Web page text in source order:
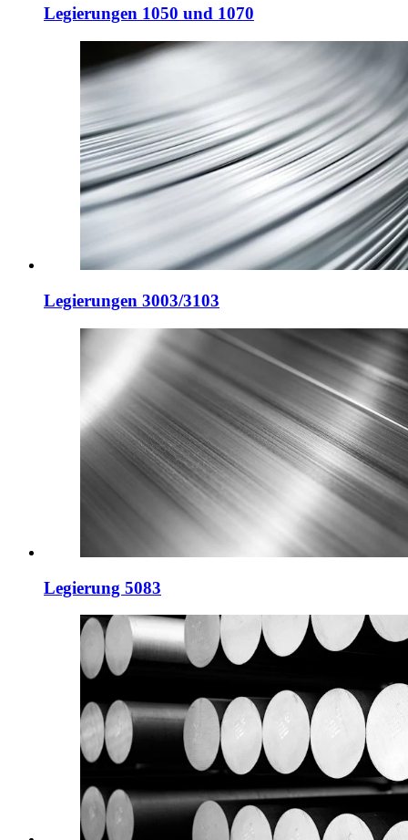
Legierungen 1050 und 1070
Legierungen 3003/3103
Legierung 5083